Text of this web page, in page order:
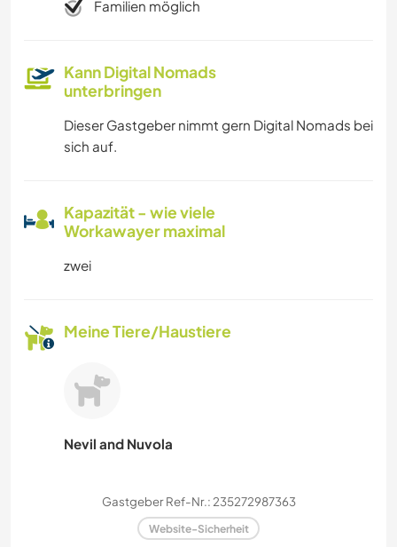
Familien möglich
Kann Digital Nomads
unterbringen
Dieser Gastgeber nimmt gern Digital Nomads bei
sich auf.
Kapazität - wie viele
Workawayer maximal
zwei
Meine Tiere/Haustiere
Nevil and Nuvola
Gastgeber Ref-Nr.: 235272987363
Website-Sicherheit